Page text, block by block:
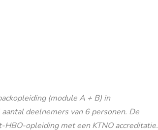
(module A + B) in
deelnemers van 6 personen. De
opleiding met een KTNO accreditatie.